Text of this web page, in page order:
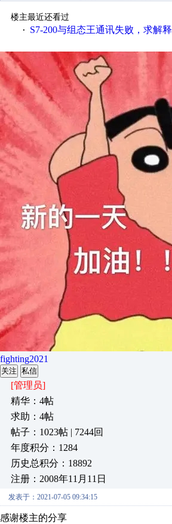
楼主最近还看过
·
S7-200与组态王通讯失败，求解释
fighting2021
关注 私信
[管理员]
精华：4帖
求助：4帖
帖子：1023帖 | 7244回
年度积分：1284
历史总积分：18892
注册：2008年11月11日
发表于：2021-07-05 09:34:15
感谢楼主的分享